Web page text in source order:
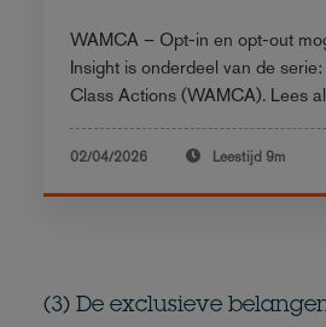
WAMCA – Opt-in en opt-out
Insight is onderdeel van de
Class Actions (WAMCA). Lees
02/04/2026 Leestijd 9m
(3) De exclusieve